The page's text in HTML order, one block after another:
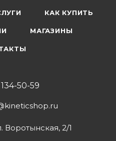
КАК КУПИТЬ
МАГАЗИНЫ
50-59
Воротынская, 2/1